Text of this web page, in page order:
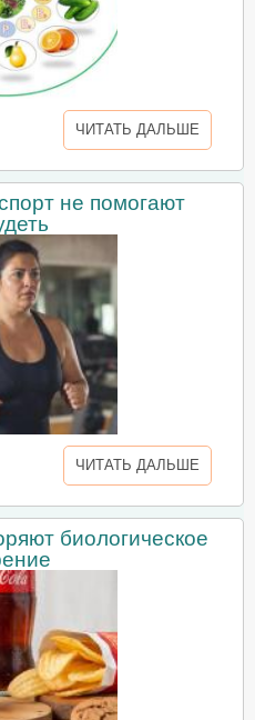
ЧИТАТЬ ДАЛЬШЕ
не помогают
ЧИТАТЬ ДАЛЬШЕ
биологическое